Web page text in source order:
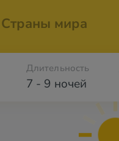
Страны мира
7 - 9 ночей
Длительность